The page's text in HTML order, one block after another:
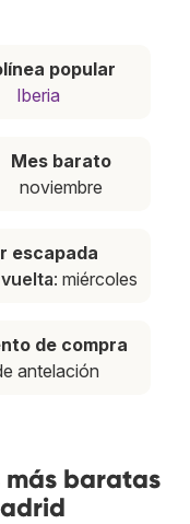
popular
Iberia
Mes barato
noviembre
escapada
vuelta: miércoles
de compra
antelación
más baratas